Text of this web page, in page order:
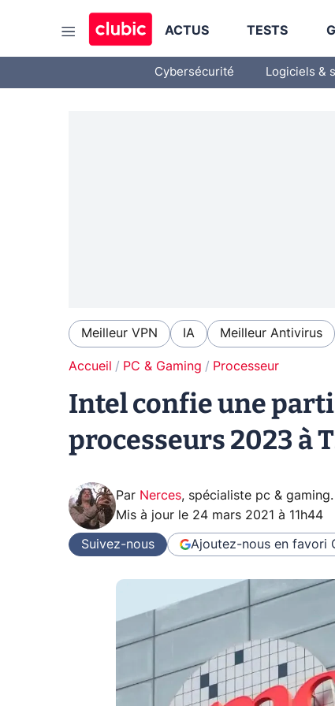
ACTUS TESTS
Cybersécurité Logiciels &
Meilleur VPN IA Meilleur Antivirus
Accueil PC & Gaming Processeur
Intel confie une
processeurs 2023 à
Par Nerces, spécialiste pc & gaming.
Mis à jour le 24 mars 2021 à 11h44
Suivez-nous Ajoutez-nous en favori